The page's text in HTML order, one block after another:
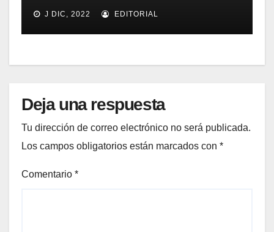
Online Customer Experience, Q3
2011
J DIC, 2022 EDITORIAL
Deja una respuesta
Tu dirección de correo electrónico no será publicada.
Los campos obligatorios están marcados con *
Comentario *